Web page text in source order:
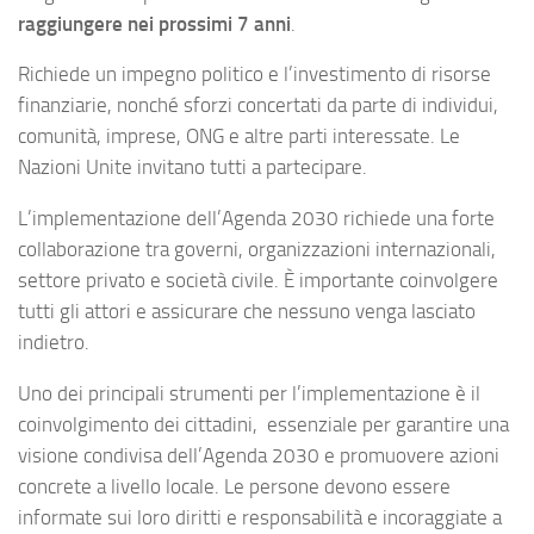
raggiungere nei prossimi 7 anni
Richiede un impegno politico e l’investimento di risorse
finanziarie, nonché sforzi concertati da parte di individui,
comunità, imprese, ONG e altre parti interessate. Le
Nazioni Unite invitano tutti a partecipare.
L’implementazione dell’Agenda 2030 richiede una forte
collaborazione tra governi, organizzazioni internazionali,
settore privato e società civile. È importante coinvolgere
tutti gli attori e assicurare che nessuno venga lasciato
indietro.
Uno dei principali strumenti per l’implementazione è il
coinvolgimento dei cittadini, essenziale per garantire una
visione condivisa dell’Agenda 2030 e promuovere azioni
concrete a livello locale. Le persone devono essere
informate sui loro diritti e responsabilità e incoraggiate a